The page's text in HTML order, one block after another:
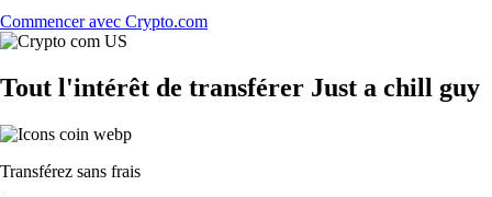
Commencer avec Crypto.com
Tout l'intérêt de transférer Just a chill guy
Transférez sans frais